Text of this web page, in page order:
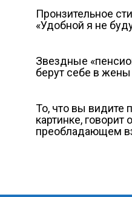
Пронзительное
«Удобной я не
Звездные
берут себе в
То, что вы видите
картинке, говорит
преобладающем